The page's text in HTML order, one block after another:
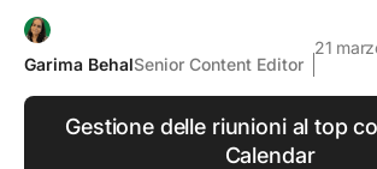
Garima BehalSenior Content Editor
21
Gestione delle riunioni al top
Calendar